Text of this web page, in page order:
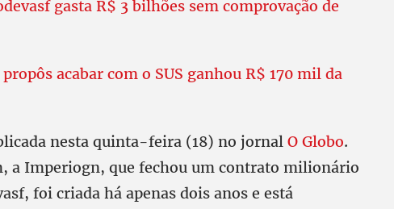
gasta R$ 3 bilhões sem comprovação de
acabar com o SUS ganhou R$ 170 mil da
nesta quinta-feira (18) no jornal O Globo.
a Imperiogn, que fechou um contrato milionário
foi criada há apenas dois anos e está